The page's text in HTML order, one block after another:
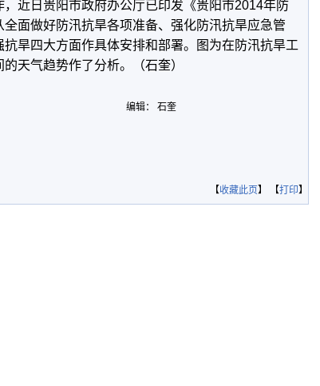
近日贵阳市政府办公厅已印发《贵阳市2014年防
面做好防汛抗旱各项准备、强化防汛抗旱应急管
旱四大方面作具体安排和部署。图为在防汛抗旱工
天气趋势作了分析。（石奎）
编辑： 石奎
【收藏此页】 【打印】